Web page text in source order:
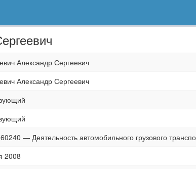
Александр Сергеевич
Александр Сергеевич
— Деятельность автомобильного грузового
2008